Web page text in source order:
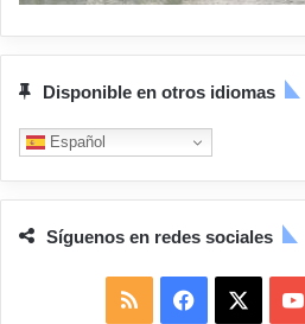
Disponible en otros idiomas
Español
Síguenos en redes sociales